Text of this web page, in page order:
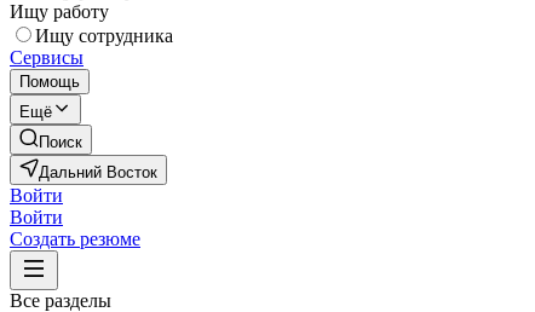
Ищу работу
Ищу сотрудника
Сервисы
Помощь
Ещё
Поиск
Дальний Восток
Войти
Войти
Создать резюме
Все разделы